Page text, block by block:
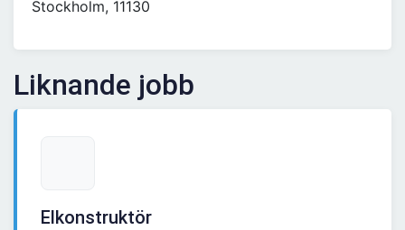
Stockholm, 11130
Liknande jobb
Elkonstruktör